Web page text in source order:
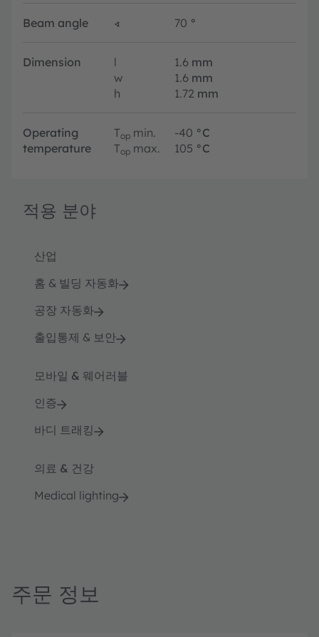
Beam angle ∢ 70 °
Dimension l 1.6 mm
w
1.6 mm
h
1.72 mm
Operating
temperature
Top min. -40 °C
Top max. 105 °C
적용 분야
산업
홈 & 빌딩 자동화
공장 자동화
출입통제 & 보안
모바일 & 웨어러블
인증
바디 트래킹
의료 & 건강
Medical lighting
주문 정보